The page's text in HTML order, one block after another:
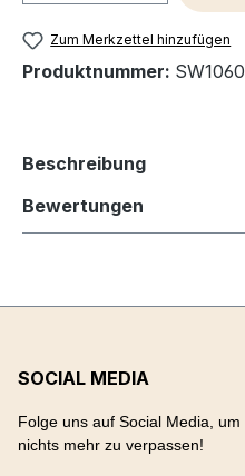
Zum Merkzettel hinzufügen
Produktnummer: SW1060
Beschreibung
Bewertungen
SOCIAL MEDIA
Folge uns auf Social Media, um
nichts mehr zu verpassen!